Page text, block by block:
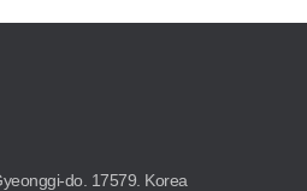
do. 17579. Korea